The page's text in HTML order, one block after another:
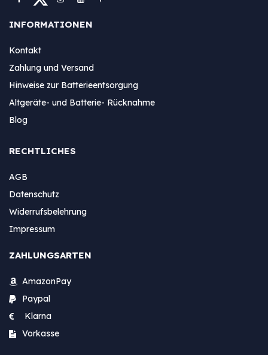
INFORMATIONEN
Kontakt
Zahlung und Versand
Hinweise zur Batterieentsorgung
Altgeräte- und Batterie- Rücknahme
Blog
RECHTLICHES
AGB
Datenschutz
Widerrufsbelehrung
Impressum
ZAHLUNGSARTEN
AmazonPay
Paypal
Klarna
Vorkasse